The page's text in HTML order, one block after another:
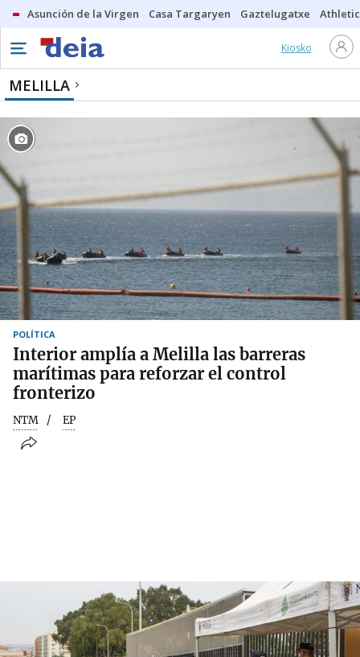
Asunción de la Virgen Casa Targaryen Gaztelugatxe Athletic
Kiosko
MELILLA
POLÍTICA
Interior amplía a Melilla las barreras
marítimas para reforzar el control
fronterizo
NTM EP